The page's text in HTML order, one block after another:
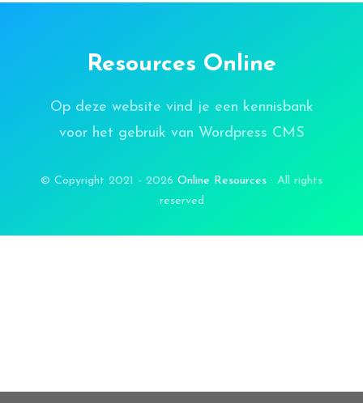
Resources Online
Op deze website vind je een kennisbank
voor het gebruik van Wordpress CMS
© Copyright 2021 - 2026 Online Resources · All rights
reserved